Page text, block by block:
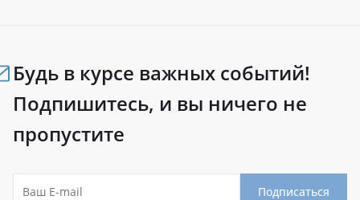
Будь в курсе важных событий!
Подпишитесь, и вы ничего не
пропустите
Подписаться